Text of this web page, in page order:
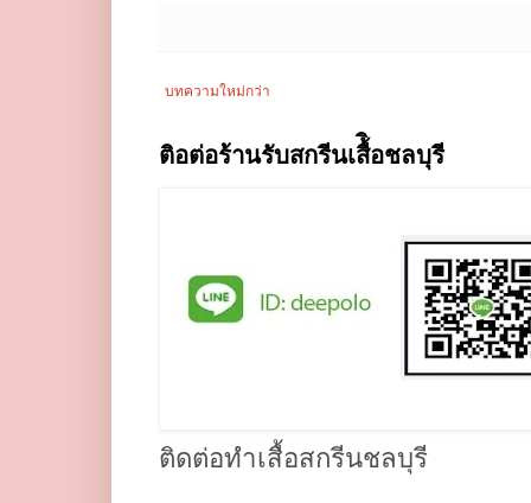
บทความใหม่กว่า
ติอต่อร้านรับสกรีนเสื้ิอชลบุรี
ติดต่อทำเสื้อสกรีนชลบุรี